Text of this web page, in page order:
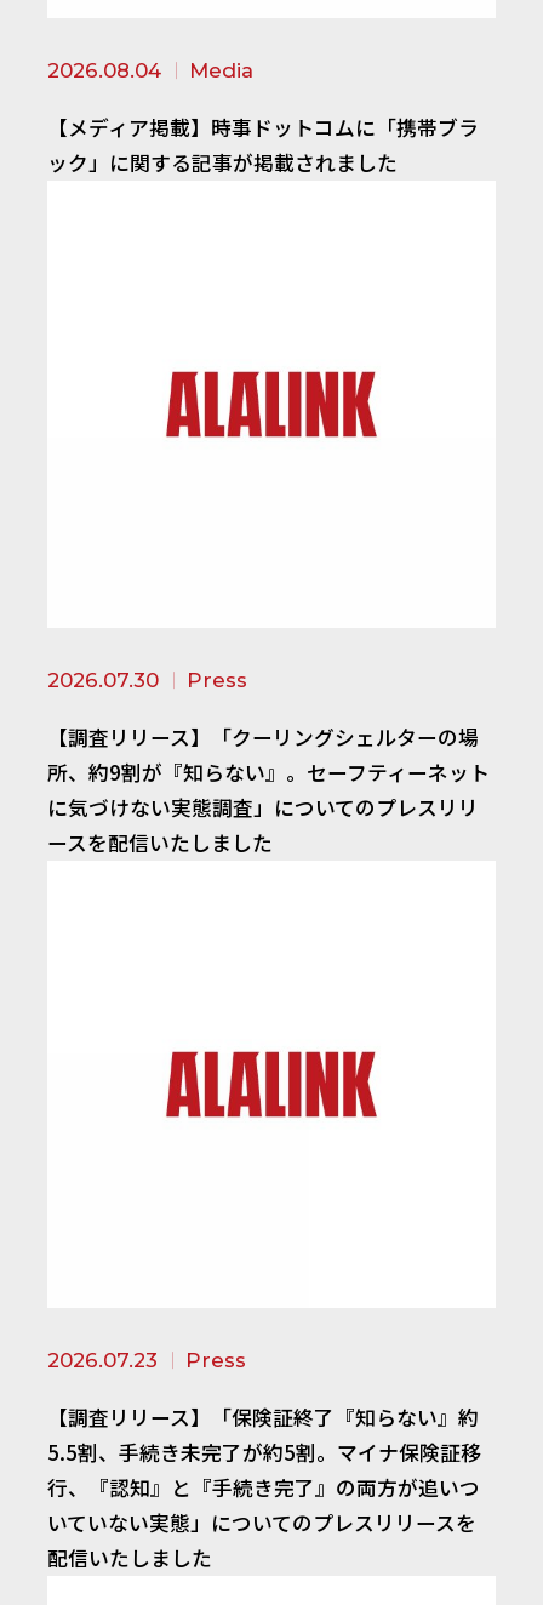
2026.08.04 Media
【メディア掲載】時事ドットコムに「携帯ブラ
ック」に関する記事が掲載されました
2026.07.30 Press
【調査リリース】「クーリングシェルターの場
所、約9割が『知らない』。セーフティーネット
に気づけない実態調査」についてのプレスリリ
ースを配信いたしました
2026.07.23 Press
【調査リリース】「保険証終了『知らない』約
5.5割、手続き未完了が約5割。マイナ保険証移
行、『認知』と『手続き完了』の両方が追いつ
いていない実態」についてのプレスリリースを
配信いたしました